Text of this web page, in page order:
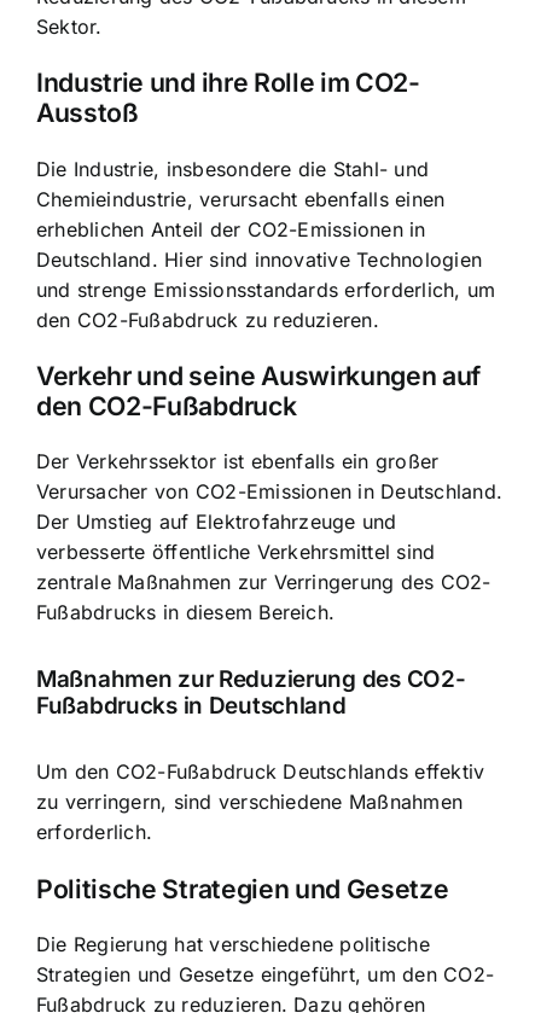
Sektor.
Industrie und ihre Rolle im CO2-
Ausstoß
Die Industrie, insbesondere die Stahl- und
Chemieindustrie, verursacht ebenfalls einen
erheblichen Anteil der CO2-Emissionen in
Deutschland. Hier sind innovative Technologien
und strenge Emissionsstandards erforderlich, um
den CO2-Fußabdruck zu reduzieren.
Verkehr und seine Auswirkungen auf
den CO2-Fußabdruck
Der Verkehrssektor ist ebenfalls ein großer
Verursacher von CO2-Emissionen in Deutschland.
Der Umstieg auf Elektrofahrzeuge und
verbesserte öffentliche Verkehrsmittel sind
zentrale Maßnahmen zur Verringerung des CO2-
Fußabdrucks in diesem Bereich.
Maßnahmen zur Reduzierung des CO2-
Fußabdrucks in Deutschland
Um den CO2-Fußabdruck Deutschlands effektiv
zu verringern, sind verschiedene Maßnahmen
erforderlich.
Politische Strategien und Gesetze
Die Regierung hat verschiedene politische
Strategien und Gesetze eingeführt, um den CO2-
Fußabdruck zu reduzieren. Dazu gehören